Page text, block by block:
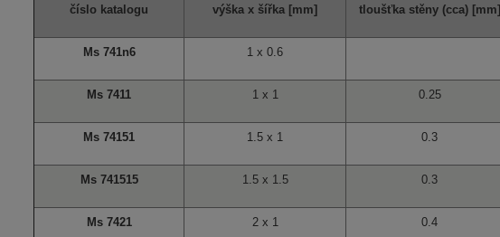
číslo katalogu výška x šířka [mm] tloušťka stěny (cca) [mm]
Ms 741n6 1 x 0.6
Ms 7411 1 x 1 0.25
Ms 74151 1.5 x 1 0.3
Ms 741515 1.5 x 1.5 0.3
Ms 7421 2 x 1 0.4